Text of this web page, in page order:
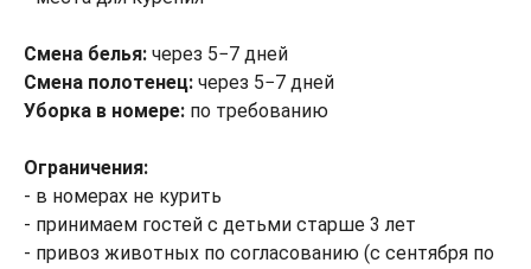
Смена белья: через 5−7 дней
Смена полотенец: через 5−7 дней
Уборка в номере: по требованию
Ограничения:
- в номерах не курить
- принимаем гостей с детьми старше 3 лет
- привоз животных по согласованию (с сентября по